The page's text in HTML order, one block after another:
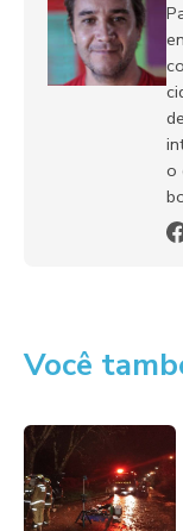
o
Você